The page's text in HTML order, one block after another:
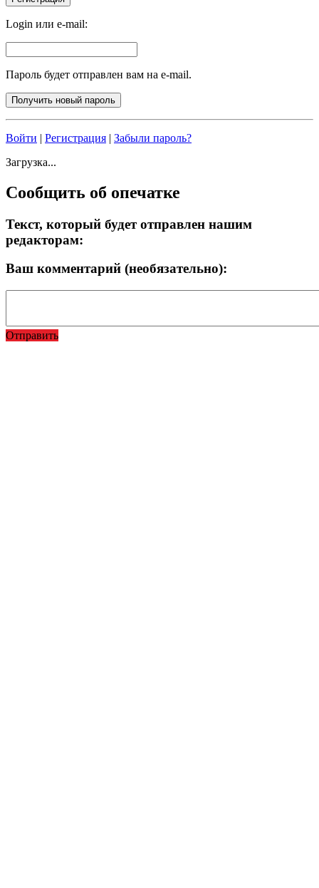
Login или e-mail:
Пароль будет отправлен вам на e-mail.
Войти | Регистрация | Забыли пароль?
Загрузка...
Сообщить об опечатке
Текст, который будет отправлен нашим
редакторам:
Ваш комментарий (необязательно):
Отправить